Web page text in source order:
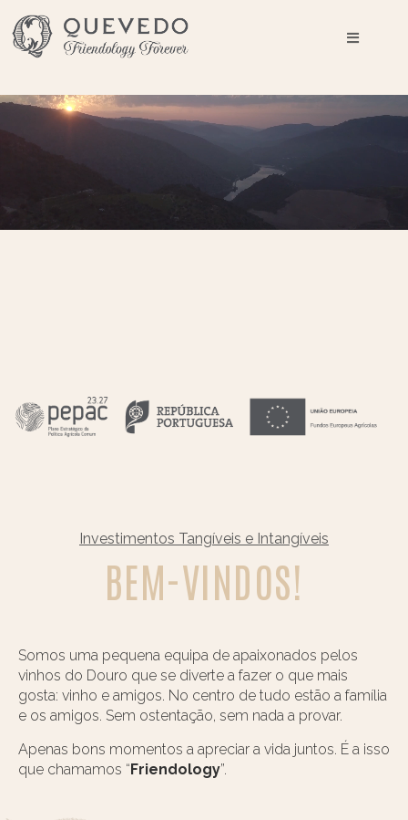
Investimentos Tangíveis e Intangíveis
BEM-VINDOS!
Somos uma pequena equipa de apaixonados pelos
vinhos do Douro que se diverte a fazer o que mais
gosta: vinho e amigos. No centro de tudo estão a família
e os amigos. Sem ostentação, sem nada a provar.
Apenas bons momentos a apreciar a vida juntos. É a isso
que chamamos “Friendology”.